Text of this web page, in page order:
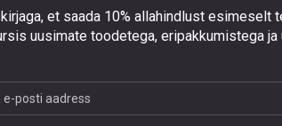
et saada 10% allahindlust esimeselt
uusimate toodetega, eripakkumistega ja